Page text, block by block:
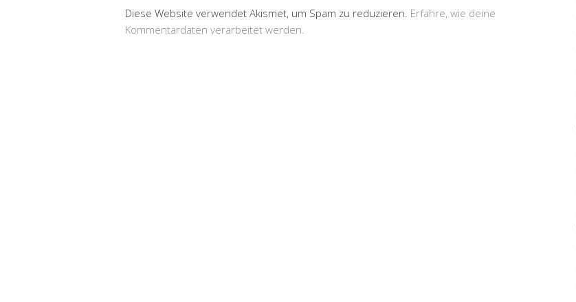
Diese Website verwendet Akismet, um Spam zu reduzieren. Erfahre, wie deine
Kommentardaten verarbeitet werden.